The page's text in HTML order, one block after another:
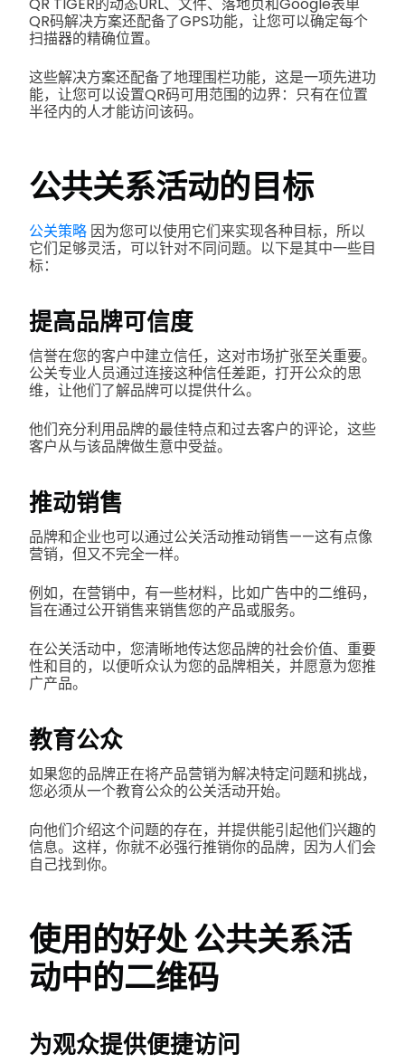
QR TIGER的动态URL、文件、落地页和Google表单
QR码解决方案还配备了GPS功能，让您可以确定每个
扫描器的精确位置。
这些解决方案还配备了地理围栏功能，这是一项先进功
能，让您可以设置QR码可用范围的边界：只有在位置
半径内的人才能访问该码。
公共关系活动的目标
公关策略 因为您可以使用它们来实现各种目标，所以
它们足够灵活，可以针对不同问题。以下是其中一些目
标：
提高品牌可信度
信誉在您的客户中建立信任，这对市场扩张至关重要。
公关专业人员通过连接这种信任差距，打开公众的思
维，让他们了解品牌可以提供什么。
他们充分利用品牌的最佳特点和过去客户的评论，这些
客户从与该品牌做生意中受益。
推动销售
品牌和企业也可以通过公关活动推动销售——这有点像
营销，但又不完全一样。
例如，在营销中，有一些材料，比如广告中的二维码，
旨在通过公开销售来销售您的产品或服务。
在公关活动中，您清晰地传达您品牌的社会价值、重要
性和目的，以便听众认为您的品牌相关，并愿意为您推
广产品。
教育公众
如果您的品牌正在将产品营销为解决特定问题和挑战，
您必须从一个教育公众的公关活动开始。
向他们介绍这个问题的存在，并提供能引起他们兴趣的
信息。这样，你就不必强行推销你的品牌，因为人们会
自己找到你。
使用的好处公共关系活
动中的二维码
为观众提供便捷访问